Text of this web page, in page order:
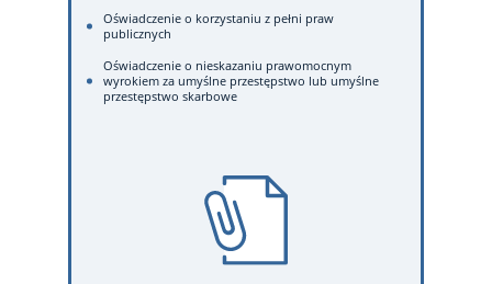
Oświadczenie o korzystaniu z pełni praw
publicznych
Oświadczenie o nieskazaniu prawomocnym
wyrokiem za umyślne przestępstwo lub umyślne
przestępstwo skarbowe